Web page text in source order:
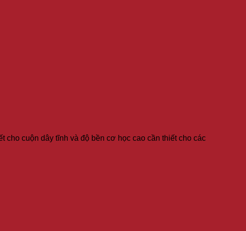
cho cuộn dây tĩnh và độ bền cơ học cao cần thiết cho các